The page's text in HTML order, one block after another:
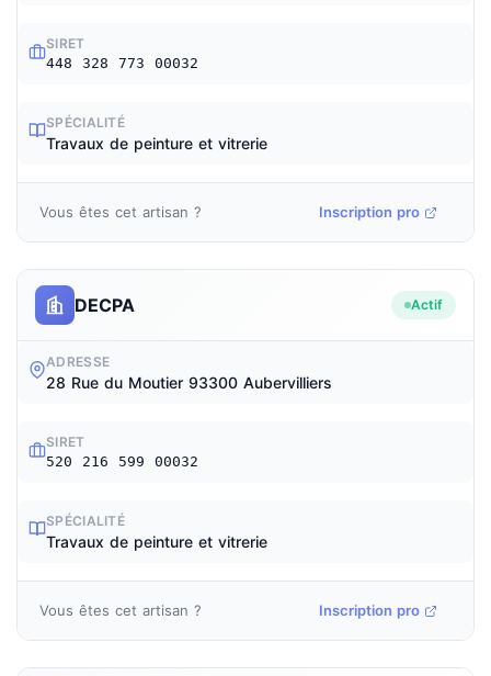
SIRET
448 328 773 00032
SPÉCIALITÉ
Travaux de peinture et vitrerie
Vous êtes cet artisan ? Inscription pro
DECPA Actif
ADRESSE
28 Rue du Moutier 93300 Aubervilliers
SIRET
520 216 599 00032
SPÉCIALITÉ
Travaux de peinture et vitrerie
Vous êtes cet artisan ? Inscription pro